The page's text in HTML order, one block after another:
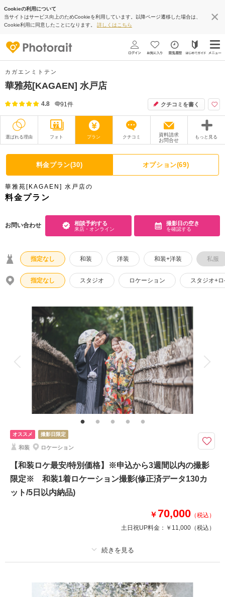
Cookieの利用について
当サイトはサービス向上のためCookieを利用しています。以降ページ遷移した場合は、
Cookie利用に同意したことになります。 詳しくはこちら
カガエンミトテン
華雅苑[KAGAEN] 水戸店
4.8 91 件 クチコミを書く
選ばれる理由 フォト プラン クチコミ
資料請求
お問合せ
もっと見る
撮影レポート フォトグラファー
衣装 ムービー
オプション
アクセス/TEL スタジオトップ
こだわりポイント
3万円以下のプラン 豊富な色打掛・着物
人気スポットでの撮影
庭園での撮影 動画の作成
衣装の試着
ドローン撮影
神社・寺院での撮影
料金プラン(30) オプション(69)
華雅苑[KAGAEN] 水戸店の
料金プラン
お問い合わせ 相談予約する
来店・オンライン
撮影日の空き
を確認する
指定なし 和装 洋装 和装+洋装 私服
指定なし スタジオ ロケーション スタジオ+
オススメ 撮影日限定
和装 ロケーション
【和装ロケ最安/特別価格】※申込から3週間以内の撮影
限定※ 和装1着ロケーション撮影(修正済データ130カ
ット/5日以内納品)
￥ 70,000 （税込）
土日祝UP料金： ￥11,000 （税込）
プラン詳細